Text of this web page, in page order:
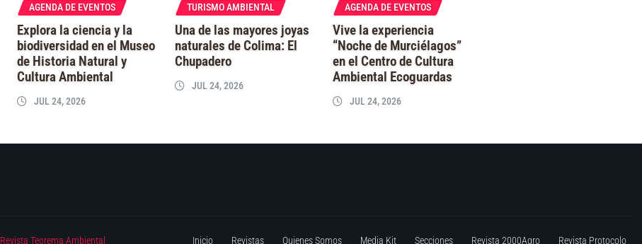
AGENDA DE EVENTOS
Explora la ciencia y la
biodiversidad en el Museo
de Historia Natural y
Cultura Ambiental
JUL 24, 2026
TURISMO AMBIENTAL
Una de las mayores joyas
naturales de Colima: El
Chupadero
JUL 24, 2026
AGENDA DE EVENTOS
Vive la experiencia
“Noche de Murciélagos”
en el Centro de Cultura
Ambiental Ecoguardas
JUL 24, 2026
Revista Teorema Ambiental Inicio Revistas Quienes Somos Media Kit Secciones Revista 2000Agro Revista Protocolo